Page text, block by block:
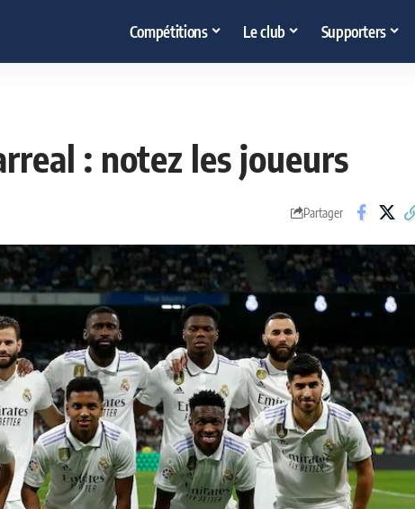
Compétitions Le club Supporters
: notez les joueurs
Partager